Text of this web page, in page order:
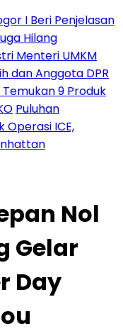
I Beri Penjelasan
Hilang
Menteri UMKM
dan Anggota DPR
Temukan 9 Produk
Puluhan
ICE,
Nol
Gelar
Day